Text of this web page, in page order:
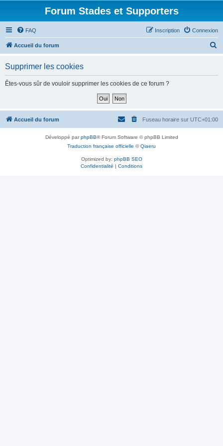
Forum Stades et Supporters
FAQ Connexion
Inscription
Accueil du forum
h
Supprimer les cookies
Êtes-vous sûr de vouloir supprimer les cookies de ce forum ?
Accueil du forum Fuseau horaire sur UTC+01:00
Développé parphpBB® Forum Software © phpBB Limited
Traduction française officielle ©Qiaeru
Optimized by: phpBB SEO
Confidentialité | Conditions